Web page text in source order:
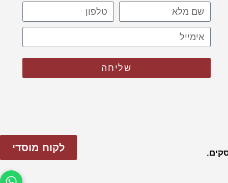
שליחה
לקוח מוסדי